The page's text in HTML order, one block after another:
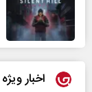
اخبار ویژه